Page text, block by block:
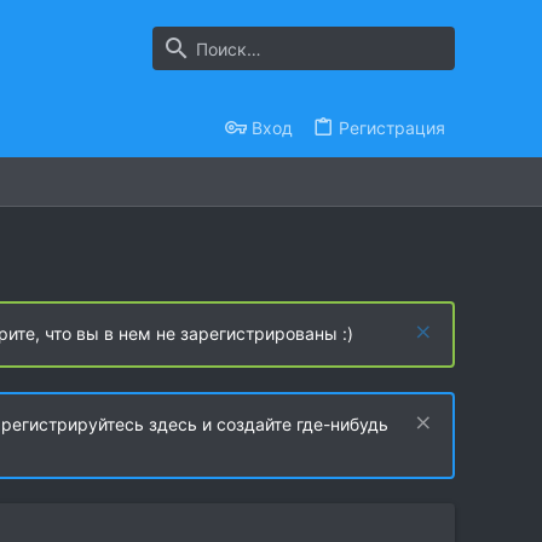
Вход Регистрация
что вы в нем не зарегистрированы :)
здесь и создайте где-нибудь